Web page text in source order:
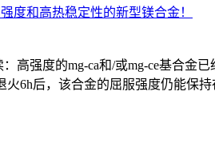
度和高热稳定性的新型镁合金！
高强度的mg-ca和/或mg-ce基合金
6h后，该合金的屈服强度仍能保